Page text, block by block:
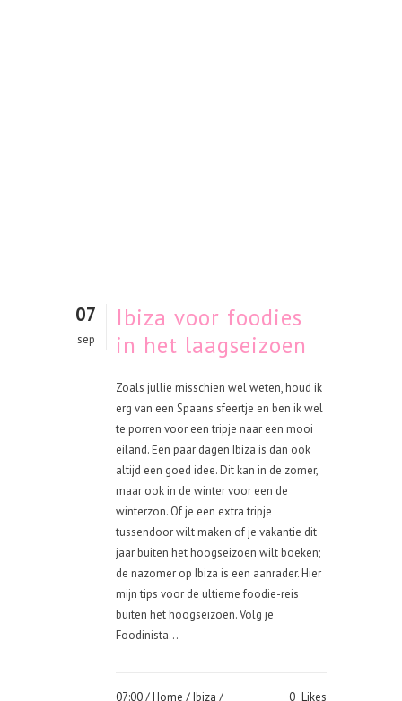
07
sep
Ibiza voor foodies
in het laagseizoen
Zoals jullie misschien wel weten, houd ik
erg van een Spaans sfeertje en ben ik wel
te porren voor een tripje naar een mooi
eiland. Een paar dagen Ibiza is dan ook
altijd een goed idee. Dit kan in de zomer,
maar ook in de winter voor een de
winterzon. Of je een extra tripje
tussendoor wilt maken of je vakantie dit
jaar buiten het hoogseizoen wilt boeken;
de nazomer op Ibiza is een aanrader. Hier
mijn tips voor de ultieme foodie-reis
buiten het hoogseizoen. Volg je
Foodinista...
07:00 /Home /Ibiza /
0 Likes